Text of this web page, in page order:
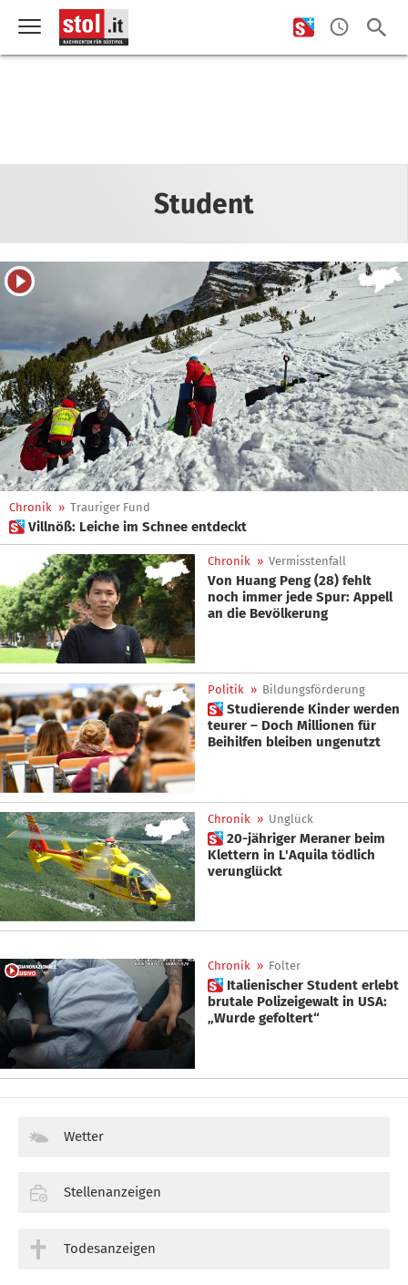
Student
Chronik » Trauriger Fund
 Villnöß: Leiche im Schnee entdeckt
Chronik » Vermisstenfall
Von Huang Peng (28) fehlt
noch immer jede Spur: Appell
an die Bevölkerung
Politik » Bildungsförderung
 Studierende Kinder werden
teurer – Doch Millionen für
Beihilfen bleiben ungenutzt
Chronik » Unglück
 20-jähriger Meraner beim
Klettern in L'Aquila tödlich
verunglückt
Chronik » Folter
 Italienischer Student erlebt
brutale Polizeigewalt in USA:
„Wurde gefoltert“
Wetter
Stellenanzeigen
Todesanzeigen